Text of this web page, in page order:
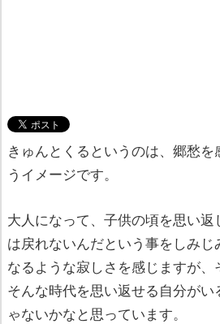
きゅんとくるというのは、郷愁
うイメージです。
大人になって、子供の頃を思い
は戻れないんだという事をしみじ
なるような寂しさを感じますが、
そんな時代を思い返せる自分がい
ゃないかなと思っています。